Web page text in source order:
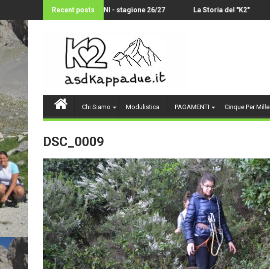
content
Recent posts
AMATORIALE 14-18 ANNI - stagione 26/27 La Storia del "K2"
Chi Siamo Modulistica PAGAMENTI Cinque Per Mille
DSC_0009